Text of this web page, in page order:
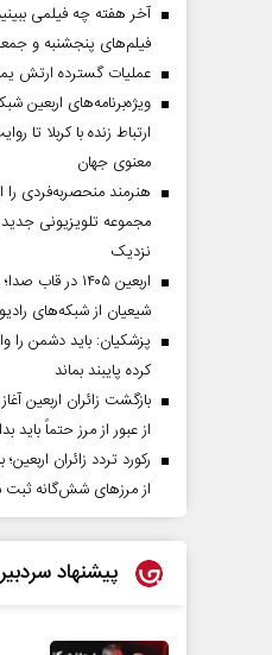
آخر هفته چه فیلمی
فیلم‌های پنجشنبه و
عملیات گسترده ارتش
ویژه‌برنامه‌های اربعین
ارتباط زنده با کربلا تا
معنوی جهان
مجموعه تلویزیونی جدید
نزدیک
اربعین ۱۴۰۵ در
شیعیان از شبکه‌های
پزشکیان: باید دشمن را
کرده پایبند بماند
از عبور از مرز حتماً باید
از مرزهای شش‌گانه
پیشنهاد سردبیر